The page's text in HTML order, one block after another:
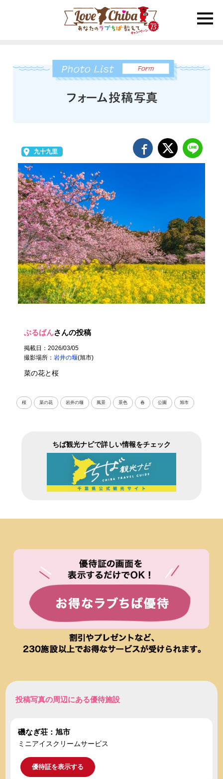
toggle
九十九里
ぶるばんさんの投稿
掲載日：2026/03/05
撮影場所：岩井の堰(旭市)
菜の花と桜
桜 菜の花 岩井の堰 風景 景色 春 公園 旭市
ちば観光ナビで詳しい情報をチェック
投稿写真の周辺にある優待施設
磯なぎ荘：旭市
ミニアイスクリームサービス
優待証を表示する